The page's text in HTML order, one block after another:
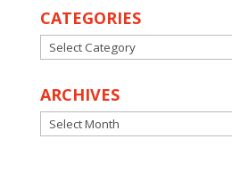
CATEGORIES
CATEGORIES
ARCHIVES
ARCHIVES